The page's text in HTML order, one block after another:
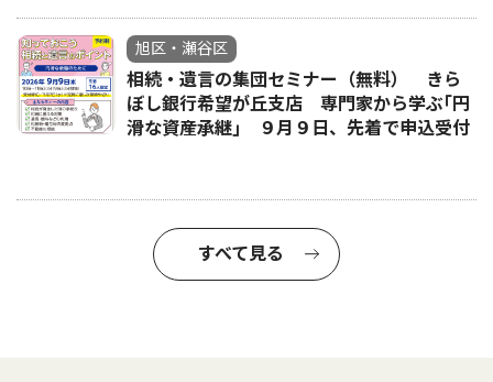
旭区・瀬谷区
相続・遺言の集団セミナー（無料） きら
ぼし銀行希望が丘支店 専門家から学ぶ｢円
滑な資産承継｣ ９月９日、先着で申込受付
すべて見る